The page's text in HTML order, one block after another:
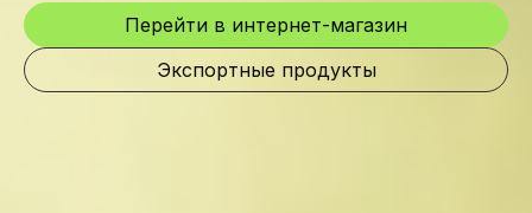
Перейти в интернет-магазин
Экспортные продукты